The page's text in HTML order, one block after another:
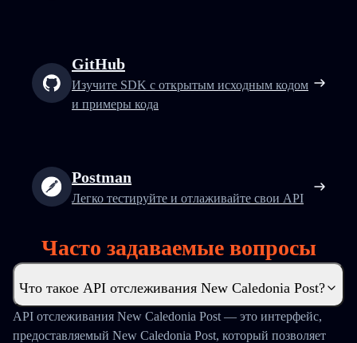
GitHub
Изучите SDK с открытым исходным кодом
и примеры кода
Postman
Легко тестируйте и отлаживайте свои API
Часто задаваемые вопросы
Что такое API отслеживания New Caledonia Post?
API отслеживания New Caledonia Post — это интерфейс,
предоставляемый New Caledonia Post, который позволяет